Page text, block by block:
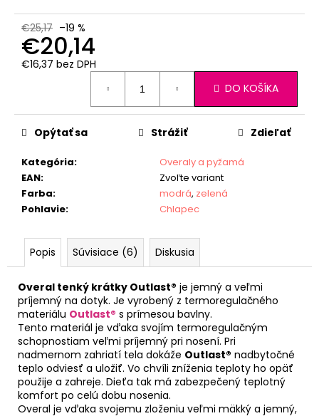
€25,17 –19 %
€20,14
€16,37 bez DPH
DO KOŠÍKA
Kategória:
Overaly a pyžamá
EAN:
Zvoľte variant
Farba: modrá, zelená
Pohlavie: Chlapec
Opýtať sa Strážiť Zdieľať
Popis Súvisiace (6) Diskusia
Overal tenký krátky Outlast® je jemný a veľmi
príjemný na dotyk. Je vyrobený z termoregulačného
materiálu Outlast® s prímesou bavlny.
Tento materiál je vďaka svojím termoregulačným
schopnostiam veľmi príjemný pri nosení. Pri
nadmernom zahriatí tela dokáže Outlast® nadbytočné
teplo odviesť a uložiť. Vo chvíli zníženia teploty ho opäť
použije a zahreje. Dieťa tak má zabezpečený teplotný
komfort po celú dobu nosenia.
Overal je vďaka svojemu zloženiu veľmi mäkký a jemný,